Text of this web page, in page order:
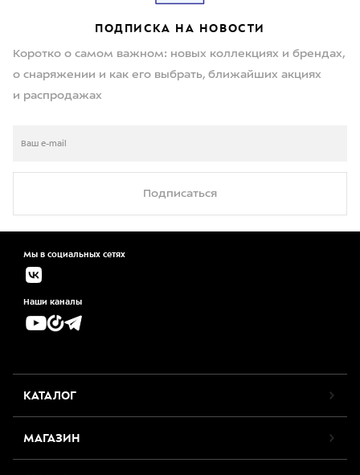
ПОДПИСКА НА НОВОСТИ
Коротко о самом важном: новых коллекциях и брендах,
о снаряжении и как его выбрать, ближайших акциях
и распродажах
Подписаться
Мы в социальных сетях
Наши каналы
КАТАЛОГ
МАГАЗИН